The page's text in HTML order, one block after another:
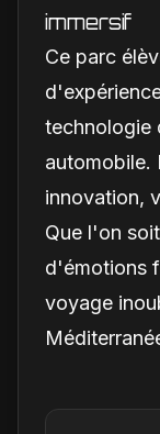
immersif
Ce parc
technologie
automobile.
innovation,
Que l'on
d'émotions
voyage